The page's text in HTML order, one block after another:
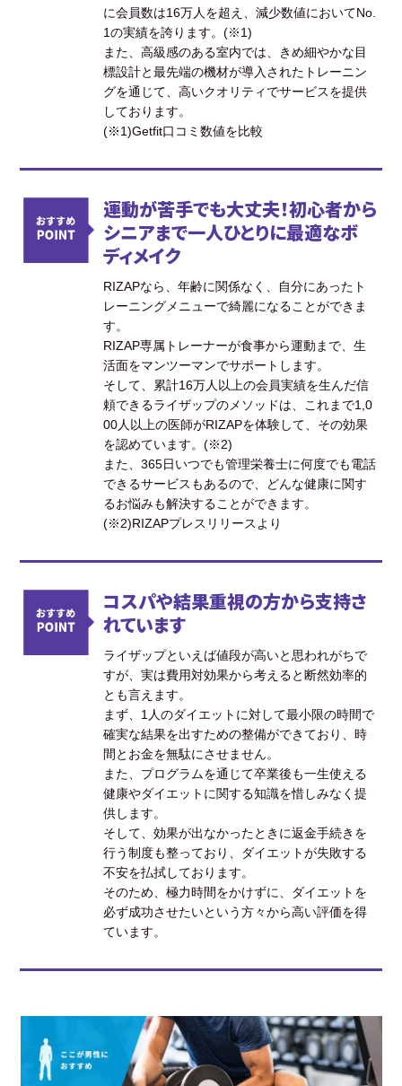
に会員数は16万人を超え、減少数値においてNo.
1の実績を誇ります。(※1)
また、高級感のある室内では、きめ細やかな目
標設計と最先端の機材が導入されたトレーニン
グを通じて、高いクオリティでサービスを提供
しております。
(※1)Getfit口コミ数値を比較
運動が苦手でも大丈夫！初心者から
シニアまで一人ひとりに最適なボ
ディメイク
RIZAPなら、年齢に関係なく、自分にあったト
レーニングメニューで綺麗になることができま
す。
RIZAP専属トレーナーが食事から運動まで、生
活面をマンツーマンでサポートします。
そして、累計16万人以上の会員実績を生んだ信
頼できるライザップのメソッドは、これまで1,0
00人以上の医師がRIZAPを体験して、その効果
を認めています。(※2)
また、365日いつでも管理栄養士に何度でも電話
できるサービスもあるので、どんな健康に関す
るお悩みも解決することができます。
(※2)RIZAPプレスリリースより
コスパや結果重視の方から支持さ
れています
ライザップといえば値段が高いと思われがちで
すが、実は費用対効果から考えると断然効率的
とも言えます。
まず、1人のダイエットに対して最小限の時間で
確実な結果を出すための整備ができており、時
間とお金を無駄にさせません。
また、プログラムを通じて卒業後も一生使える
健康やダイエットに関する知識を惜しみなく提
供します。
そして、効果が出なかったときに返金手続きを
行う制度も整っており、ダイエットが失敗する
不安を払拭しております。
そのため、極力時間をかけずに、ダイエットを
必ず成功させたいという方々から高い評価を得
ています。